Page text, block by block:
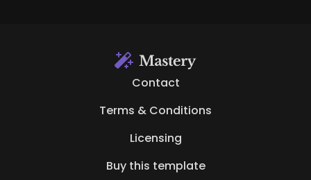
Contact
Terms & Conditions
Licensing
Buy this template